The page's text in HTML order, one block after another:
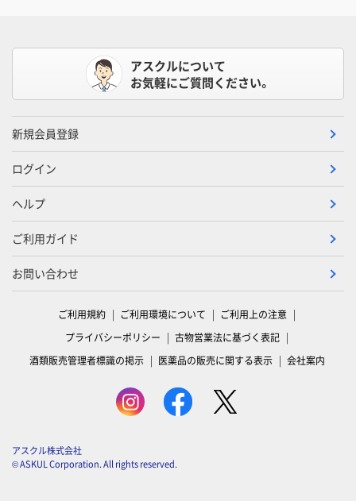
アスクルについて
お気軽にご質問ください。
新規会員登録
ログイン
ヘルプ
ご利用ガイド
お問い合わせ
ご利用規約 ご利用環境について
ご利用上の注意
プライバシーポリシー
古物営業法に基づく表記
酒類販売管理者標識の掲示
医薬品の販売に関する表示 会社案内
アスクル株式会社
© ASKUL Corporation. All rights reserved.